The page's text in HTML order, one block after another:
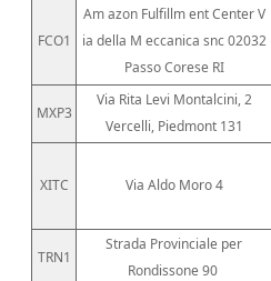
FCO1
Am azon Fulfillm ent Center V
ia della M eccanica snc 02032
Passo Corese RI
MXP3
Via Rita Levi Montalcini, 2
Vercelli, Piedmont 131
XITC Via Aldo Moro 4
TRN1
Strada Provinciale per
Rondissone 90